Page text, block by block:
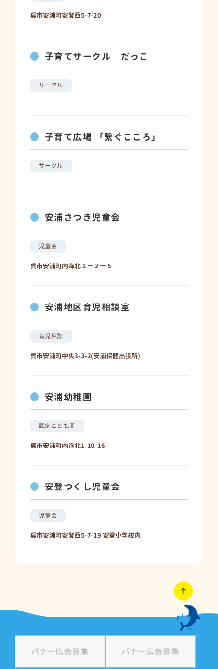
呉市安浦町安登西5-7-20
子育てサークル だっこ
サークル
子育て広場 「繋ぐこころ」
サークル
安浦さつき児童会
児童会
呉市安浦町内海北１ー２ー５
安浦地区育児相談室
育児相談
呉市安浦町中央3-3-2(安浦保健出張所)
安浦幼稚園
認定こども園
呉市安浦町内海北1-10-16
安登つくし児童会
児童会
呉市安浦町安登西5-7-19 安登小学校内